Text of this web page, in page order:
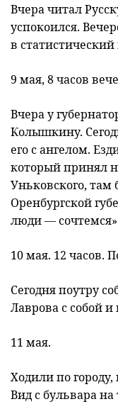
Вчера читал
успокоился.
в
9 мая, 8 часов
Вчера у
Колышкину.
его с ангелом.
который принял
Уньковского,
Оренбургской
люди —
10 мая. 12 часов.
Сегодня поутру
Лаврова с собой
11 мая.
Ходили по
Вид с бульвара